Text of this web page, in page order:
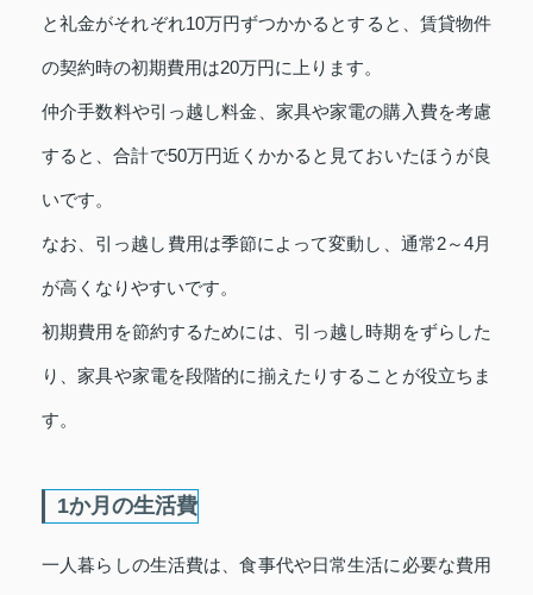
と礼金がそれぞれ10万円ずつかかるとすると、賃貸物件
の契約時の初期費用は20万円に上ります。
仲介手数料や引っ越し料金、家具や家電の購入費を考慮
すると、合計で50万円近くかかると見ておいたほうが良
いです。
なお、引っ越し費用は季節によって変動し、通常2～4月
が高くなりやすいです。
初期費用を節約するためには、引っ越し時期をずらした
り、家具や家電を段階的に揃えたりすることが役立ちま
す。
1か月の生活費
一人暮らしの生活費は、食事代や日常生活に必要な費用